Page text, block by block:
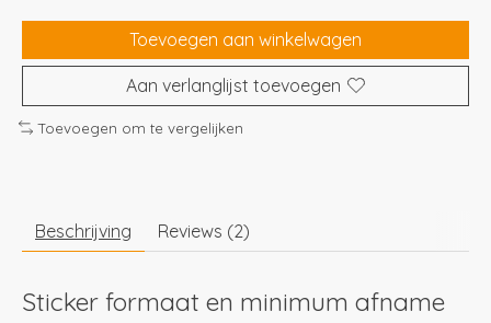
Toevoegen aan winkelwagen
Aan verlanglijst toevoegen
Toevoegen om te vergelijken
Beschrijving Reviews (2)
Sticker formaat en minimum afname